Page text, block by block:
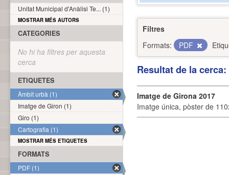
Filtres
Formats:
PDF
Resultat de la
Imatge de Girona 2017
Imatge única, pòster de
Unitat Municipal d'Anàlisi Te... (1)
MOSTRAR MÉS AUTORS
CATEGORIES
No hi ha filtres per aquesta
cerca
ETIQUETES
Àmbit urbà (1)
Imatge de Giron (1)
Giro (1)
Cartografia (1)
MOSTRAR MÉS ETIQUETES
FORMATS
PDF (1)